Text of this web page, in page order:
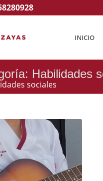
INICIO
Habilidades
sociales